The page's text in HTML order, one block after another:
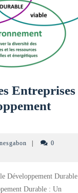
Entreprises
minesgabon
|
0
Développement Durable
Durable : Un